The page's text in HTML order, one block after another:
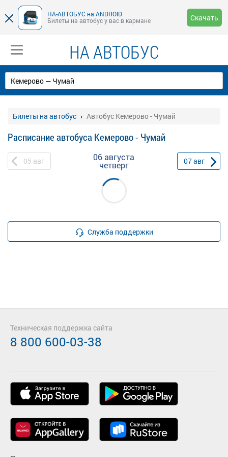
НА-АВТОБУС на ANDROID
Билеты на автобус у вас в кармане
Скачать
НА АВТОБУС
Билеты на автобус Автобус Кемерово - Чумай
Расписание автобуса Кемерово - Чумай
05 авг 06 августа
четверг 07авг
Служба поддержки
Техническая поддержка сайта
8 800 600-03-38